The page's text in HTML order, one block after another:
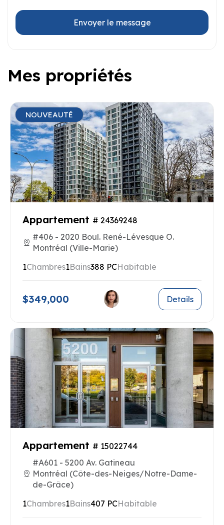
Envoyer le message
Mes propriétés
NOUVEAUTÉ
Appartement # 24369248
#406 - 2020 Boul. René-Lévesque O.
Montréal (Ville-Marie)
1Chambres1Bains388 PCHabitable
$349,000 Details
Appartement # 15022744
#A601 - 5200 Av. Gatineau
Montréal (Côte-des-Neiges/Notre-Dame-
de-Grâce)
1Chambres1Bains407 PCHabitable